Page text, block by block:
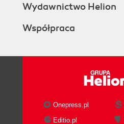
Wydawnictwo Helion
Współpraca
Onepress.pl
Editio.pl